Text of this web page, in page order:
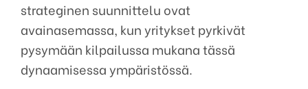
strateginen suunnittelu ovat
avainasemassa, kun yritykset pyrkivät
pysymään kilpailussa mukana tässä
dynaamisessa ympäristössä.